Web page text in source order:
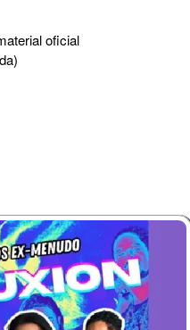
oficial